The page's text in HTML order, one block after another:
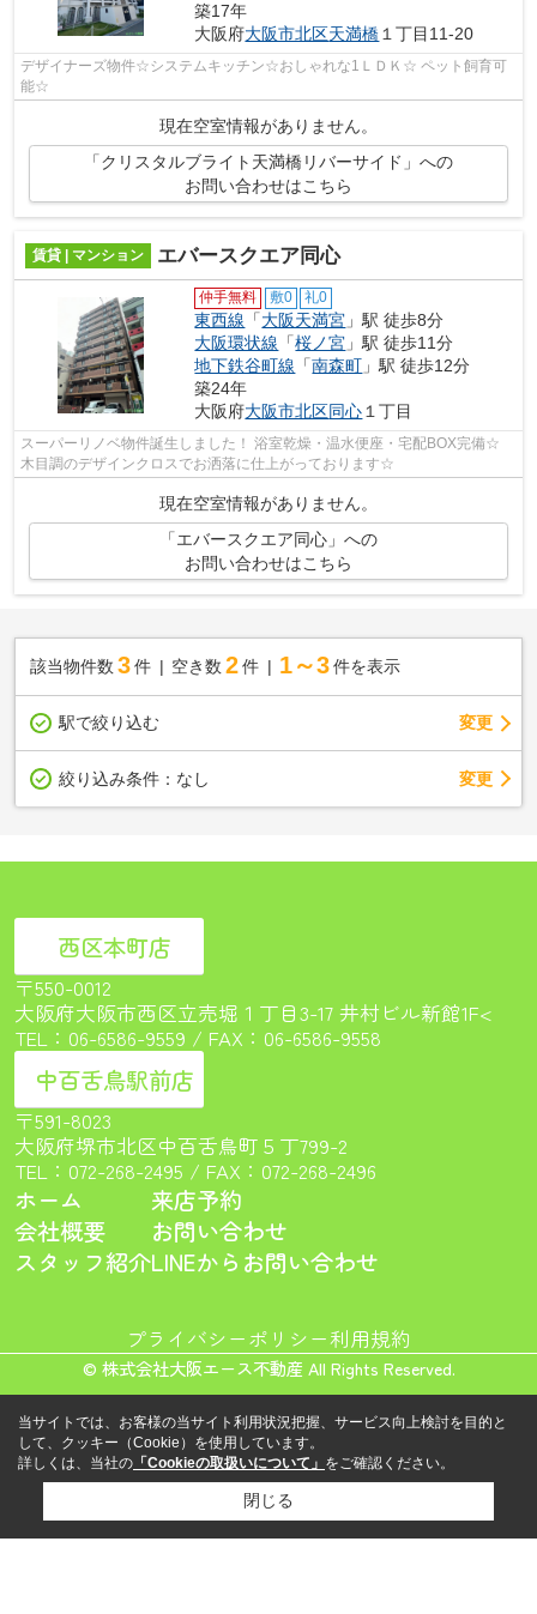
築17年
大阪府大阪市北区天満橋１丁目11-20
デザイナーズ物件☆システムキッチン☆おしゃれな1ＬＤＫ☆ ペット飼育可
能☆
現在空室情報がありません。
「クリスタルブライト天満橋リバーサイド」への
お問い合わせはこちら
賃貸 | マンション エバースクエア同心
仲手無料 敷0 礼0
東西線 「大阪天満宮 」駅 徒歩8分
大阪環状線 「桜ノ宮 」駅 徒歩11分
地下鉄谷町線 「南森町 」駅 徒歩12分
築24年
大阪府大阪市北区同心 １丁目
スーパーリノベ物件誕生しました！ 浴室乾燥・温水便座・宅配BOX完備☆
木目調のデザインクロスでお洒落に仕上がっております☆
現在空室情報がありません。
「エバースクエア同心」への
お問い合わせはこちら
該当物件数 3件 空き数 2 件 1～3 件を表示
駅で絞り込む 変更
絞り込み条件： なし 変更
西区本町店
〒550-0012
大阪府大阪市西区立売堀１丁目3-17 井村ビル新館1F<
TEL： 06-6586-9559 / FAX：06-6586-9558
中百舌鳥駅前店
〒591-8023
大阪府堺市北区中百舌鳥町５丁799-2
TEL： 072-268-2495 / FAX：072-268-2496
ホーム
会社概要
スタッフ紹介
来店予約
お問い合わせ
LINEからお問い合わせ
プライバシーポリシー利用規約
© 株式会社大阪エース不動産 All Rights Reserved.
当サイトでは、お客様の当サイト利用状況把握、サービス向上検討を目的と
して、クッキー（Cookie）を使用しています。
詳しくは、当社の 「Cookieの取扱いについて」 をご確認ください。
閉じる